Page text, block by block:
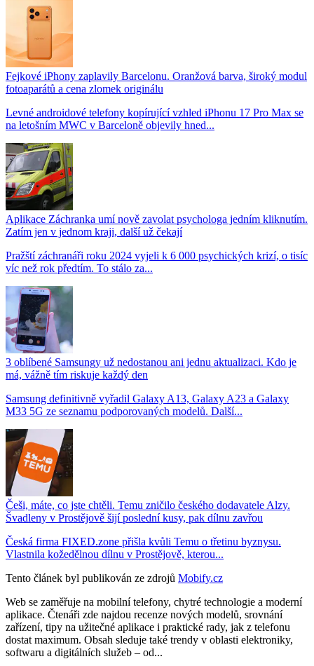
Fejkové iPhony zaplavily Barcelonu. Oranžová barva, široký modul
fotoaparátů a cena zlomek originálu
Levné androidové telefony kopírující vzhled iPhonu 17 Pro Max se
na letošním MWC v Barceloně objevily hned...
Aplikace Záchranka umí nově zavolat psychologa jedním kliknutím.
Zatím jen v jednom kraji, další už čekají
Pražští záchranáři roku 2024 vyjeli k 6 000 psychických krizí, o tisíc
víc než rok předtím. To stálo za...
3 oblíbené Samsungy už nedostanou ani jednu aktualizaci. Kdo je
má, vážně tím riskuje každý den
Samsung definitivně vyřadil Galaxy A13, Galaxy A23 a Galaxy
M33 5G ze seznamu podporovaných modelů. Další...
Češi, máte, co jste chtěli. Temu zničilo českého dodavatele Alzy.
Švadleny v Prostějově šijí poslední kusy, pak dílnu zavřou
Česká firma FIXED.zone přišla kvůli Temu o třetinu byznysu.
Vlastnila kožedělnou dílnu v Prostějově, kterou...
Tento článek byl publikován ze zdrojů Mobify.cz
Web se zaměřuje na mobilní telefony, chytré technologie a moderní
aplikace. Čtenáři zde najdou recenze nových modelů, srovnání
zařízení, tipy na užitečné aplikace i praktické rady, jak z telefonu
dostat maximum. Obsah sleduje také trendy v oblasti elektroniky,
softwaru a digitálních služeb – od...